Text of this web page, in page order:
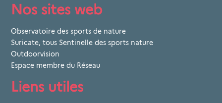
Nos sites web
Observatoire des sports de nature
Suricate, tous Sentinelle des sports nature
Outdoorvision
Espace membre du Réseau
Liens utiles